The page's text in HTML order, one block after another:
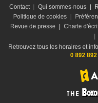
Contact | Qui sommes-nous |
Politique de cookies |
Revue de presse
| Charte
|
Retrouvez tous les horaires et
0 892